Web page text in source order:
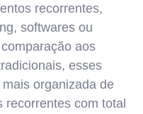
recorrentes,
softwares ou
aos
esses
organizada de
recorrentes com total